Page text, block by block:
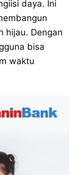
daya. Ini
hijau. Dengan
bisa
waktu